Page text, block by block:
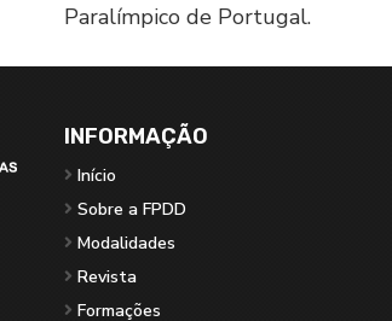
Paralímpico de Portugal.
INFORMAÇÃO
Início
Sobre a FPDD
Modalidades
Revista
Formações